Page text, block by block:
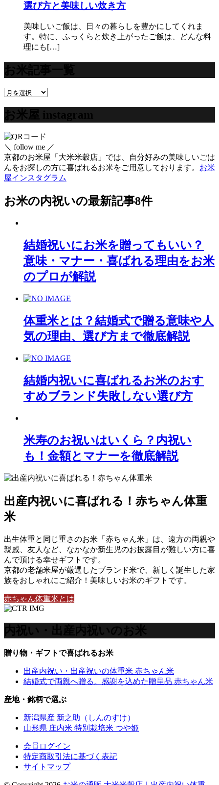
選び方と美味しい炊き方
美味しいご飯は、日々の暮らしを豊かにしてくれま
す。特に、ふっくらと炊き上がったご飯は、どんな料
理にも[…]
お米記事一覧
お
記
事
一
覧
お米屋 instagram
＼ follow me ／
京都のお米屋「大米米穀店」では、自分好みの美味しいごは
んをお探しの方に喜ばれるお米をご用意しております。 お米
屋インスタグラム
お米の内祝いの最新記事8件
結婚祝いにお米を贈ってもいい？
意味・マナー・喜ばれる理由をお米
のプロが解説
体重米とは？結婚式で贈る意味や人
気の理由、選び方まで徹底解説
結婚内祝いに喜ばれるお米のおす
すめブランド失敗しない選び方
米寿のお祝いはいくら？内祝い
も！金額とマナーを徹底解説
出産内祝いに喜ばれる！赤ちゃん体重
米
出生体重と同じ重さのお米「赤ちゃん米」は、遠方の両親や
親戚、友人など、なかなか新生児のお披露目が難しい方に喜
んで頂ける幸せギフトです。
京都の老舗米屋が厳選したブランド米で、新しく誕生した家
族をおしゃれにご紹介！美味しいお米のギフトです。
赤ちゃん体重米とは
内祝い・出産内祝いのお米
贈り物・ギフトで喜ばれるお米
出産内祝い・出産祝いの体重米 赤ちゃん米
結婚式で両親へ贈る。感謝を込めた贈呈品 赤ちゃん米
産地・銘柄で選ぶ
新潟県産 新之助（しんのすけ）
山形県 庄内米 特別栽培米 つや姫
会員ログイン
特定商取引法に基づく表記
サイトマップ